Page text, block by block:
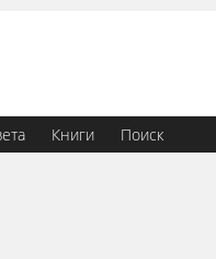
Книги Поиск